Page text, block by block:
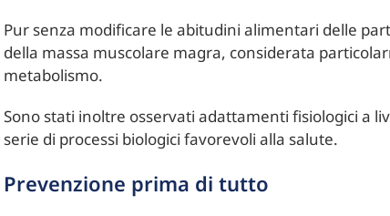
Pur senza modificare le abitudini alimentari delle
della massa muscolare magra, considerata
metabolismo.
Sono stati inoltre osservati adattamenti fisiologici a
serie di processi biologici favorevoli alla salute.
Prevenzione prima di tutto